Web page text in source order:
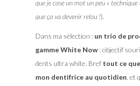
que je case un mot un peu « technique
que ça va devenir relou !).
Dans ma sélection :un trio de
gamme White Now: objectif
dents ultra white. Bref tout ce
mon dentifrice au quotidien , et